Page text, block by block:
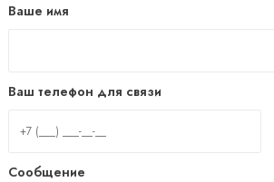
Ваше имя
Ваш телефон для связи
Сообщение